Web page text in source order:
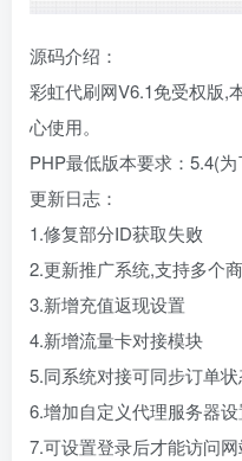
源码介绍：
彩虹代刷网V6.1免受权版,
心使用。
PHP最低版本要求：5.4(
更新日志：
1.修复部分ID获取失败
2.更新推广系统,支持多个
3.新增充值返现设置
4.新增流量卡对接模块
5.同系统对接可同步订单状
6.增加自定义代理服务器设
7.可设置登录后才能访问